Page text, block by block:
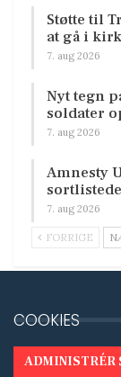
Støtte til
at gå i
7. aug 2026
Nyt tegn
soldater
7. aug 2026
Amnesty
7. aug 2026
FORRIGE
COOKIES
ADMINISTRÉR